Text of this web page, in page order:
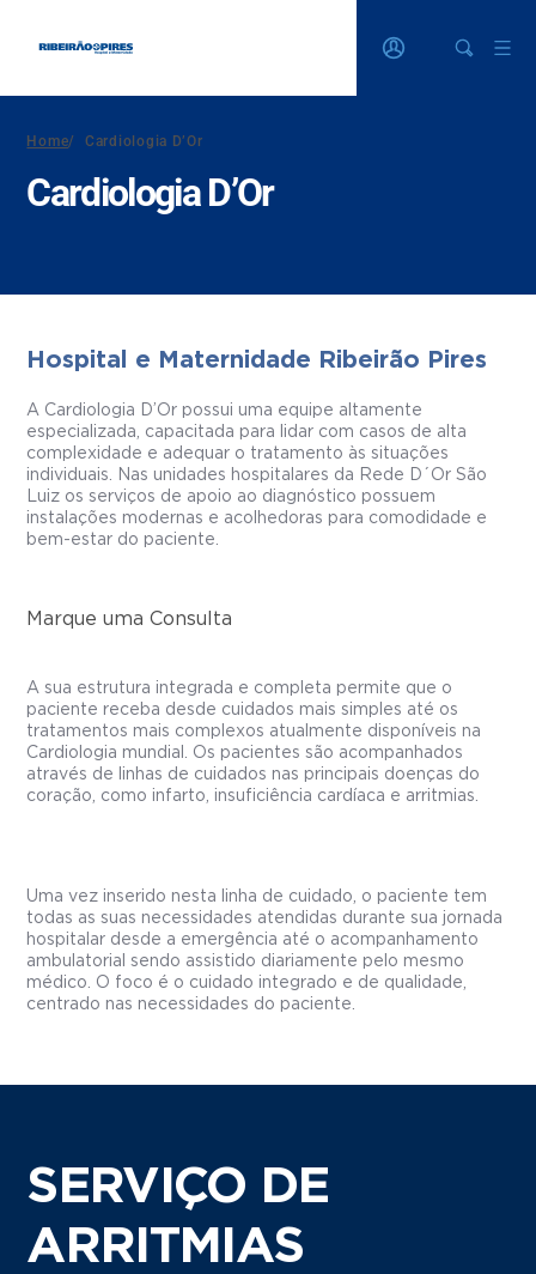
Home/ Cardiologia D’Or
Cardiologia D’Or
Hospital e Maternidade Ribeirão Pires
A Cardiologia D’Or possui uma equipe altamente
especializada, capacitada para lidar com casos de alta
complexidade e adequar o tratamento às situações
individuais. Nas unidades hospitalares da Rede D´Or São
Luiz os serviços de apoio ao diagnóstico possuem
instalações modernas e acolhedoras para comodidade e
bem-estar do paciente.
Marque uma Consulta
A sua estrutura integrada e completa permite que o
paciente receba desde cuidados mais simples até os
tratamentos mais complexos atualmente disponíveis na
Cardiologia mundial. Os pacientes são acompanhados
através de linhas de cuidados nas principais doenças do
coração, como infarto, insuficiência cardíaca e arritmias.
Uma vez inserido nesta linha de cuidado, o paciente tem
todas as suas necessidades atendidas durante sua jornada
hospitalar desde a emergência até o acompanhamento
ambulatorial sendo assistido diariamente pelo mesmo
médico. O foco é o cuidado integrado e de qualidade,
centrado nas necessidades do paciente.
SERVIÇO DE
ARRITMIAS